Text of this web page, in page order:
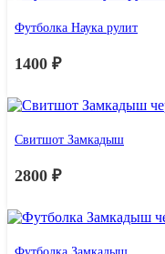
Футболка Наука рулит
1400 ₽
Свитшот Замкадыш
2800 ₽
Футболка Замкадыш